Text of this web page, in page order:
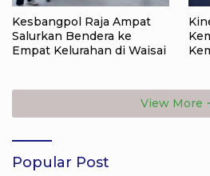
Kesbangpol Raja Ampat
Salurkan Bendera ke
Empat Kelurahan di Waisai
View More
Popular Post